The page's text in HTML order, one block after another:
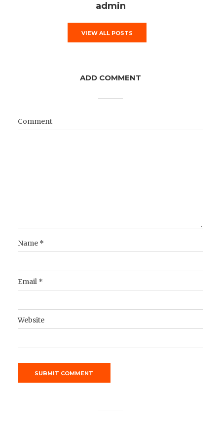
admin
VIEW ALL POSTS
ADD COMMENT
Comment
Name *
Email *
Website